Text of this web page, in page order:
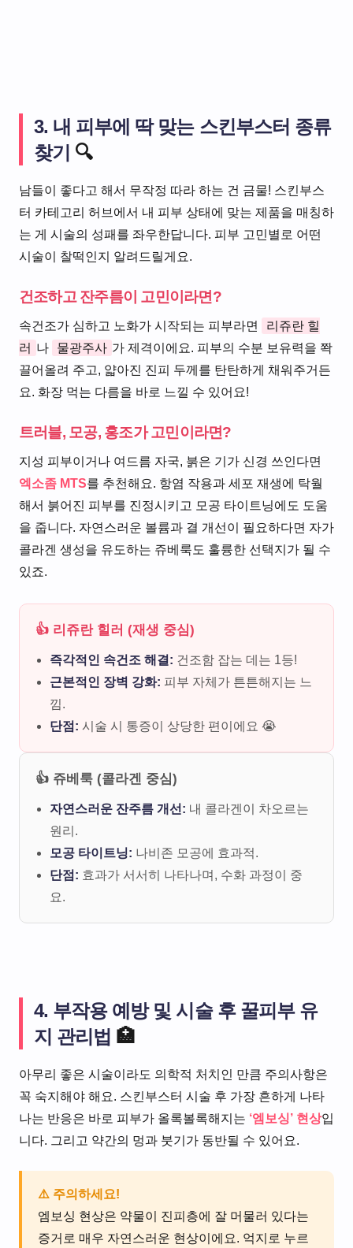
3. 내 피부에 딱 맞는 스킨부스터 종류
찾기 🔍
남들이 좋다고 해서 무작정 따라 하는 건 금물! 스킨부스
터 카테고리 허브에서 내 피부 상태에 맞는 제품을 매칭하
는 게 시술의 성패를 좌우한답니다. 피부 고민별로 어떤
시술이 찰떡인지 알려드릴게요.
건조하고 잔주름이 고민이라면?
속건조가 심하고 노화가 시작되는 피부라면
리쥬란 힐
러 나 물광주사 가 제격이에요. 피부의 수분 보유력을 쫙
끌어올려 주고, 얇아진 진피 두께를 탄탄하게 채워주거든
요. 화장 먹는 다름을 바로 느낄 수 있어요!
트러블, 모공, 홍조가 고민이라면?
지성 피부이거나 여드름 자국, 붉은 기가 신경 쓰인다면
엑소좀 MTS를 추천해요. 항염 작용과 세포 재생에 탁월
해서 붉어진 피부를 진정시키고 모공 타이트닝에도 도움
을 줍니다. 자연스러운 볼륨과 결 개선이 필요하다면 자가
콜라겐 생성을 유도하는 쥬베룩도 훌륭한 선택지가 될 수
있죠.
👍 리쥬란 힐러 (재생 중심)
즉각적인 속건조 해결: 건조함 잡는 데는 1등!
근본적인 장벽 강화: 피부 자체가 튼튼해지는 느
낌.
단점: 시술 시 통증이 상당한 편이에요 😭
👍 쥬베룩 (콜라겐 중심)
자연스러운 잔주름 개선: 내 콜라겐이 차오르는
원리.
모공 타이트닝: 나비존 모공에 효과적.
단점: 효과가 서서히 나타나며, 수화 과정이 중
요.
4. 부작용 예방 및 시술 후 꿀피부 유
지 관리법 🏥
아무리 좋은 시술이라도 의학적 처치인 만큼 주의사항은
꼭 숙지해야 해요. 스킨부스터 시술 후 가장 흔하게 나타
나는 반응은 바로 피부가 올록볼록해지는 ‘엠보싱’ 현상입
니다. 그리고 약간의 멍과 붓기가 동반될 수 있어요.
⚠️ 주의하세요!
엠보싱 현상은 약물이 진피층에 잘 머물러 있다는
증거로 매우 자연스러운 현상이에요. 억지로 누르